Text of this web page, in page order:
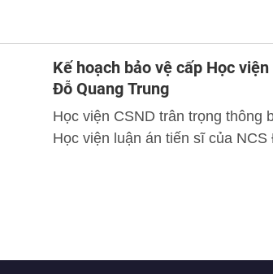
Kế hoạch bảo vệ cấp Học
Đỗ Quang Trung
Học viện CSND trân trọng thông
Học viện luận án tiến sĩ của